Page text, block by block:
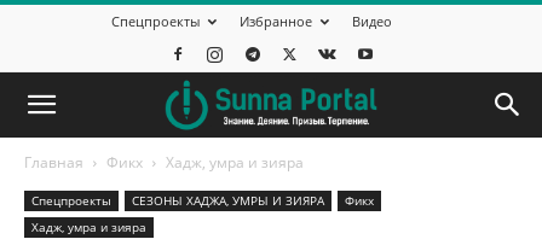
Спецпроекты Избранное Видео
Главная Фикх Хадж, умра и зияра
Спецпроекты СЕЗОНЫ ХАДЖА, УМРЫ И ЗИЯРА
Фикх
Хадж, умра и зияра